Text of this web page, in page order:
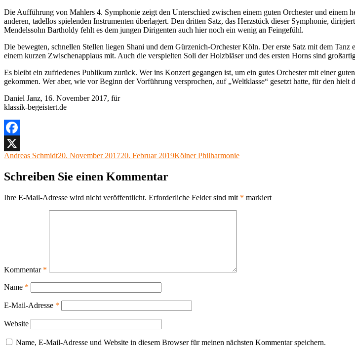
Die Aufführung von Mahlers 4. Symphonie zeigt den Unterschied zwischen einem guten Orchester und einem
anderen, tadellos spielenden Instrumenten überlagert. Den dritten Satz, das Herzstück dieser Symphonie,
Mendelssohn Bartholdy fehlt es dem jungen Dirigenten auch hier noch ein wenig an Feingefühl.
Die bewegten, schnellen Stellen liegen Shani und dem Gürzenich-Orchester Köln. Der erste Satz mit dem
einem kurzen Zwischenapplaus mit. Auch die verspielten Soli der Holzbläser und des ersten Horns sind
Es bleibt ein zufriedenes Publikum zurück. Wer ins Konzert gegangen ist, um ein gutes Orchester mit einer
gekommen. Wer aber, wie vor Beginn der Vorführung versprochen, auf „Weltklasse“ gesetzt hatte, für den hielt
Daniel Janz, 16. November 2017, für
klassik-begeistert.de
Facebook
X
Autor
Andreas SchmidtVeröffentlicht
20. November 201720. Februar 2019Kategorien
Kölner Philharmonie
Schreiben Sie einen Kommentar
Ihre E-Mail-Adresse wird nicht veröffentlicht. Erforderliche Felder sind mit * markiert
Kommentar *
Name *
E-Mail-Adresse *
Website
Name, E-Mail-Adresse und Website in diesem Browser für meinen nächsten Kommentar speichern.